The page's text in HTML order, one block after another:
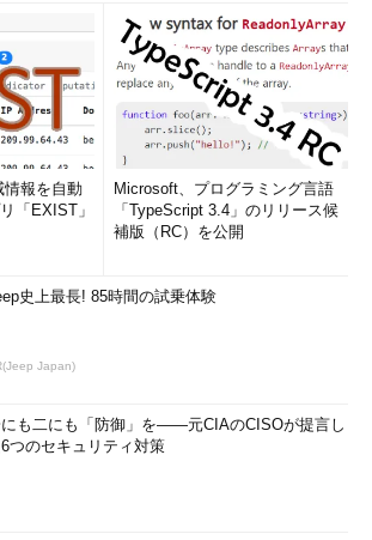
情報を自動
「EXIST」
Microsoft、プログラミング言語
「TypeScript 3.4」のリリース候
補版（RC）を公開
史上最長! 85時間の試乗体験
Japan)
も二にも「防御」を――元CIAのCISOが提言し
つのセキュリティ対策